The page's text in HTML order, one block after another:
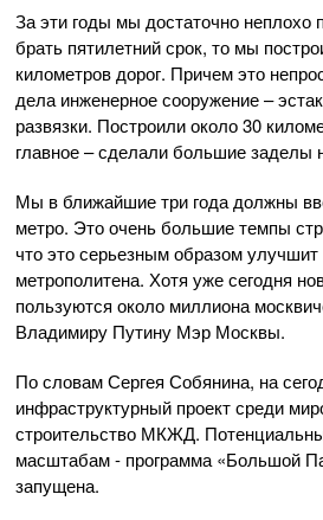
За эти годы мы достаточно неплохо
брать пятилетний срок, то мы
километров дорог. Причем это
дела инженерное сооружение –
развязки. Построили около 30
главное – сделали большие заделы
Мы в ближайшие три года должны
метро. Это очень большие темпы
что это серьезным образом
метрополитена. Хотя уже сегодня
пользуются около миллиона
Владимиру Путину Мэр Москвы.
По словам Сергея Собянина, на
инфраструктурный проект среди
строительство МКЖД.
масштабам - программа «Большой
запущена.